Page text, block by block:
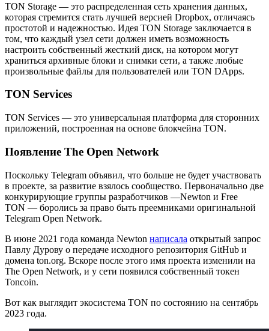
TON Storage — это распределенная сеть хранения данных,
которая стремится стать лучшей версией Dropbox, отличаясь
простотой и надежностью. Идея TON Storage заключается в
том, что каждый узел сети должен иметь возможность
настроить собственный жесткий диск, на котором могут
храниться архивные блоки и снимки сети, а также любые
произвольные файлы для пользователей или TON DApps.
TON Services
TON Services — это универсальная платформа для сторонних
приложений, построенная на основе блокчейна TON.
Появление The Open Network
Поскольку Telegram объявил, что больше не будет участвовать
в проекте, за развитие взялось сообщество. Первоначально две
конкурирующие группы разработчиков —Newton и Free
TON — боролись за право быть преемниками оригинальной
Telegram Open Network.
В июне 2021 года команда Newton написала открытый запрос
Павлу Дурову о передаче исходного репозитория GitHub и
домена ton.org. Вскоре после этого имя проекта изменили на
The Open Network, и у сети появился собственный токен
Toncoin.
Вот как выглядит экосистема TON по состоянию на сентябрь
2023 года.